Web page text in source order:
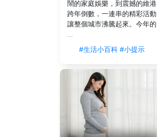
鬧的家庭娛樂，到震撼的維港
跨年倒數，一連串的精彩活動
讓整個城市沸騰起來。今年的
#生活小百科 #小提示